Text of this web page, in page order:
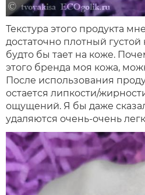
Текстура этого продукта
достаточно плотный
будто бы тает на коже.
этого бренда моя кожа,
После использования
остается липкости/
ощущений. Я бы даже
удаляются очень-очень